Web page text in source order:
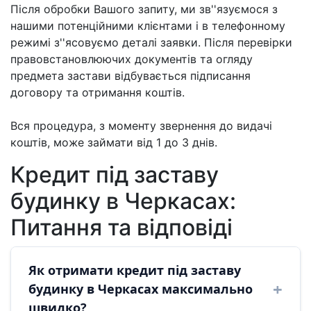
Після обробки Вашого запиту, ми зв''язуємося з
нашими потенційними клієнтами і в телефонному
режимі з''ясовуємо деталі заявки. Після перевірки
правовстановлюючих документів та огляду
предмета застави відбувається підписання
договору та отримання коштів.
Вся процедура, з моменту звернення до видачі
коштів, може займати від 1 до 3 днів.
Кредит під заставу
будинку в Черкасах:
Питання та відповіді
Як отримати кредит під заставу
будинку в Черкасах максимально